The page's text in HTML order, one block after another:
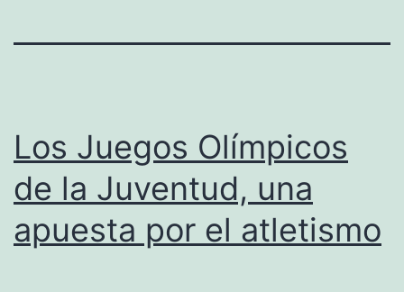
Los Juegos Olímpicos
de la Juventud, una
apuesta por el atletismo